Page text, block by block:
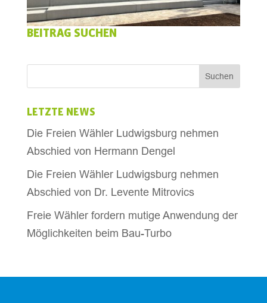
BEITRAG SUCHEN
LETZTE NEWS
Die Freien Wähler Ludwigsburg nehmen
Abschied von Hermann Dengel
Die Freien Wähler Ludwigsburg nehmen
Abschied von Dr. Levente Mitrovics
Freie Wähler fordern mutige Anwendung der
Möglichkeiten beim Bau-Turbo